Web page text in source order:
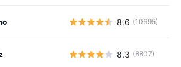
8.6 (10695)
8.3 (8807)